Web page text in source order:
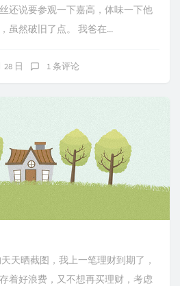
还说要参观一下嘉高，体味一下他
虽然破旧了点。 我爸在...
28 日 1 条评论
天晒截图，我上一笔理财到期了，
着好浪费，又不想再买理财，考虑